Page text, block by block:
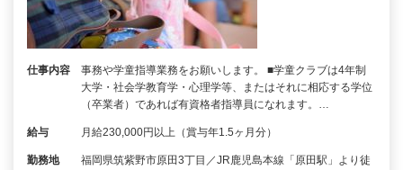
仕事内容
事務や学童指導業務をお願いします。 ■学童クラブは4年制
大学・社会学教育学・心理学等、またはそれに相応する学位
（卒業者）であれば有資格者指導員になれます。…
給与 月給230,000円以上（賞与年1.5ヶ月分）
勤務地
福岡県筑紫野市原田3丁目／JR鹿児島本線「原田駅」より徒